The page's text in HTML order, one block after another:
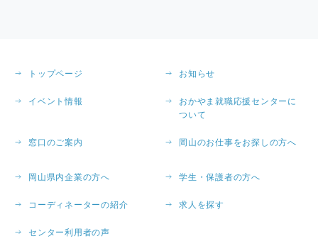
トップページ お知らせ
イベント情報
おかやま就職応援センターに
ついて
窓口のご案内 岡山のお仕事をお探しの方へ
岡山県内企業の方へ 学生・保護者の方へ
コーディネーターの紹介 求人を探す
センター利用者の声